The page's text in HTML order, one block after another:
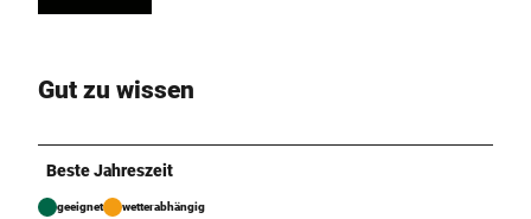
Gut zu wissen
Beste Jahreszeit
geeignet wetterabhängig